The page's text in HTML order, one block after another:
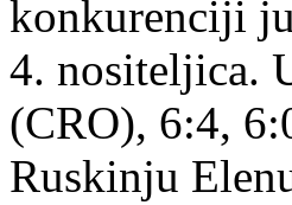
konkurenciji
4. nositeljica.
(CRO), 6:4,
Ruskinju